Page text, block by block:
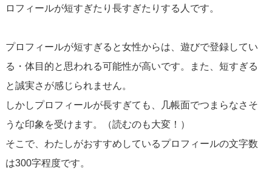
ッセージが印象を良くします。
5. **あまりにも多くの女性にいいねを送っている：**質より
量を求めて無差別にいいねを送ると、女性にとってはあな
たの真剣度が伝わりにくくなります。
ィールに絞って、心からいいねを送る姿勢が肝心です。
6. **条件があまりにも限定的：**自分の理想ばかりを述べ
て、相手に対する条件が多すぎると傲慢に映ります。フレ
ロフィールが短すぎたり長すぎたりする人です。
プロフィールが短すぎると女性からは、遊びで登録してい
る・体目的と思われる可能性が高いです。また、短すぎる
と誠実さが感じられません。
しかしプロフィールが長すぎても、几帳面でつまらなさそ
うな印象を受けます。（読むのも大変！）
そこで、わたしがおすすめしているプロフィールの文字数
は300字程度です。